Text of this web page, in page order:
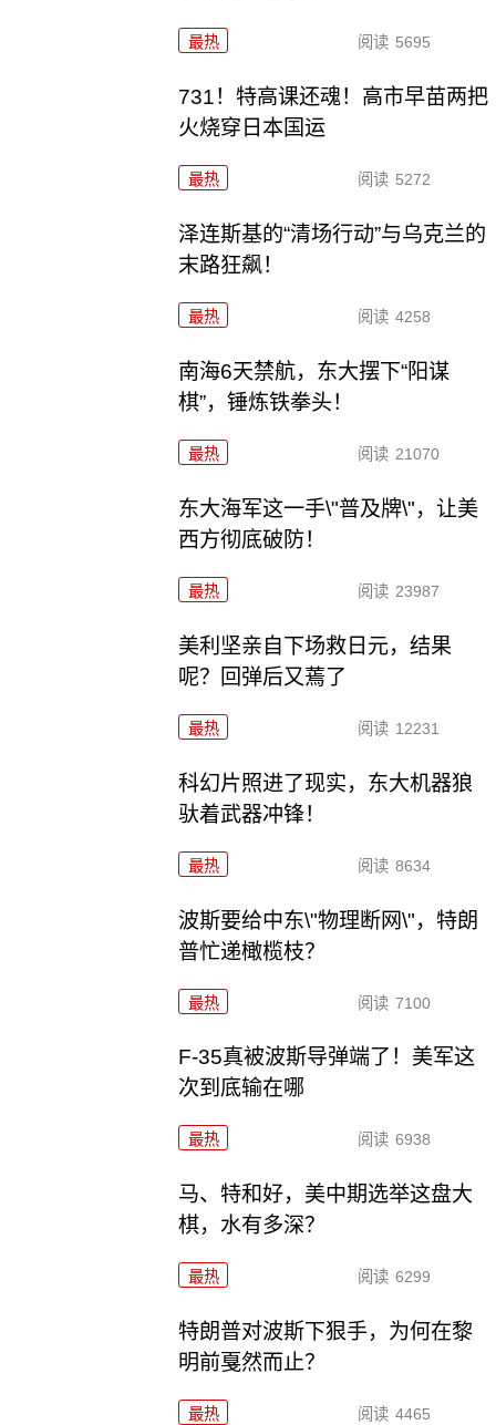
最热 阅读 5695
731！特高课还魂！高市早苗两把
火烧穿日本国运
最热 阅读 5272
泽连斯基的“清场行动”与乌克兰的
末路狂飙！
最热 阅读 4258
南海6天禁航，东大摆下“阳谋
棋”，锤炼铁拳头！
最热 阅读 21070
东大海军这一手\"普及牌\"，让美
西方彻底破防！
最热 阅读 23987
美利坚亲自下场救日元，结果
呢？回弹后又蔫了
最热 阅读 12231
科幻片照进了现实，东大机器狼
驮着武器冲锋！
最热 阅读 8634
波斯要给中东\"物理断网\"，特朗
普忙递橄榄枝？
最热 阅读 7100
F-35真被波斯导弹端了！美军这
次到底输在哪
最热 阅读 6938
马、特和好，美中期选举这盘大
棋，水有多深？
最热 阅读 6299
特朗普对波斯下狠手，为何在黎
明前戛然而止？
最热 阅读 4465